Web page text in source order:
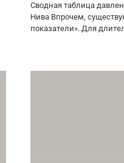
Сводная таблица
Нива Впрочем,
показатели». Для